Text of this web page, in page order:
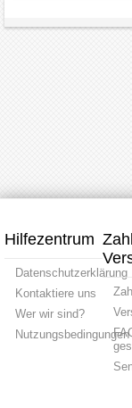
Hilfezentrum
Datenschutzerklärung
Kontaktiere uns
Wer wir sind?
Nutzungsbedingungen